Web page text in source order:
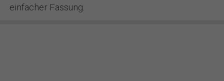
einfacher Fassung.